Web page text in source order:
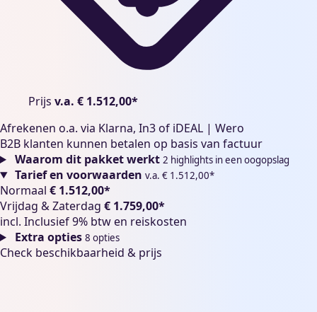
Prijs v.a. € 1.512,00*
Afrekenen o.a. via Klarna, In3 of iDEAL | Wero
B2B klanten kunnen betalen op basis van factuur
Waarom dit pakket werkt 2 highlights in een oogopslag
Tarief en voorwaarden v.a. € 1.512,00*
Normaal € 1.512,00*
Vrijdag & Zaterdag € 1.759,00*
incl. Inclusief 9% btw en reiskosten
Extra opties 8 opties
Check beschikbaarheid & prijs